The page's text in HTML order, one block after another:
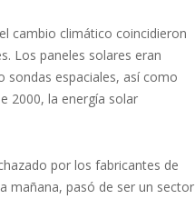
cambio climático coincidieron
Los paneles solares eran
sondas espaciales, así como
2000, la energía solar
por los fabricantes de
mañana, pasó de ser un sector